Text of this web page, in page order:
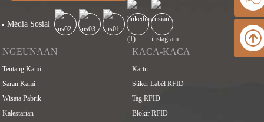
Média Sosial
NGEUNAAN
Tentang Kami
Saran Kami
Wisata Pabrik
Kalestarian
KACA-KACA
Kartu
Stiker Labél RFID
Tag RFID
Blokir RFID